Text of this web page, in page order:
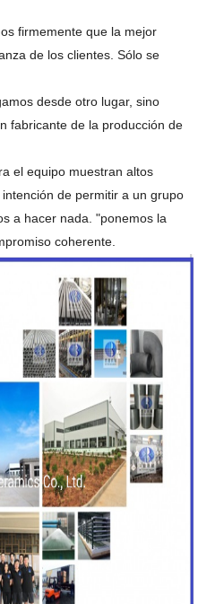
firmemente que la mejor
de los clientes. Sólo se
desde otro lugar, sino
fabricante de la producción de
el equipo muestran altos
de permitir a un grupo
a hacer nada. "ponemos la
coherente.